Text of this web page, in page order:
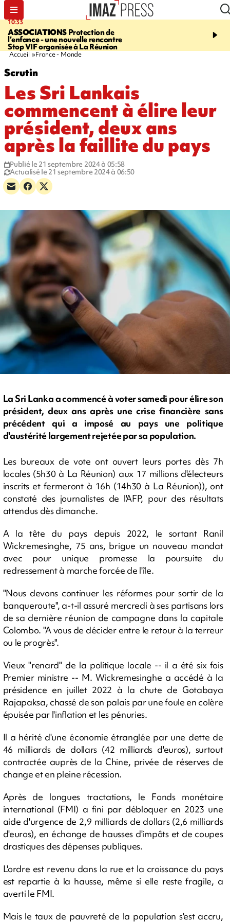
10:33
ASSOCIATIONSProtection de
l’enfance - une nouvelle rencontre
Stop VIF organisée à La Réunion
15:03
Vaste feu
l'ouest du pays, 20.000
Accueil France - Monde
Scrutin
Les Sri Lankais
commencent à élire leur
président, deux ans
après la faillite du pays
Publié le 21 septembre 2024 à 05:58
Actualisé le 21 septembre 2024 à 06:50
La Sri Lanka a commencé à voter samedi pour élire son
président, deux ans après une crise financière sans
précédent qui a imposé au pays une politique
d'austérité largement rejetée par sa population.
Les bureaux de vote ont ouvert leurs portes dès 7h
locales (5h30 à La Réunion) aux 17 millions d'électeurs
inscrits et fermeront à 16h (14h30 à La Réunion)), ont
constaté des journalistes de l'AFP, pour des résultats
attendus dès dimanche.
A la tête du pays depuis 2022, le sortant Ranil
Wickremesinghe, 75 ans, brigue un nouveau mandat
avec pour unique promesse la poursuite du
redressement à marche forcée de l'île.
"Nous devons continuer les réformes pour sortir de la
banqueroute", a-t-il assuré mercredi à ses partisans lors
de sa dernière réunion de campagne dans la capitale
Colombo. "A vous de décider entre le retour à la terreur
ou le progrès".
Vieux "renard" de la politique locale -- il a été six fois
Premier ministre -- M. Wickremesinghe a accédé à la
présidence en juillet 2022 à la chute de Gotabaya
Rajapaksa, chassé de son palais par une foule en colère
épuisée par l'inflation et les pénuries.
Il a hérité d'une économie étranglée par une dette de
46 milliards de dollars (42 milliards d'euros), surtout
contractée auprès de la Chine, privée de réserves de
change et en pleine récession.
Après de longues tractations, le Fonds monétaire
international (FMI) a fini par débloquer en 2023 une
aide d'urgence de 2,9 milliards de dollars (2,6 milliards
d'euros), en échange de hausses d'impôts et de coupes
drastiques des dépenses publiques.
L'ordre est revenu dans la rue et la croissance du pays
est repartie à la hausse, même si elle reste fragile, a
averti le FMI.
Mais le taux de pauvreté de la population s'est accru,